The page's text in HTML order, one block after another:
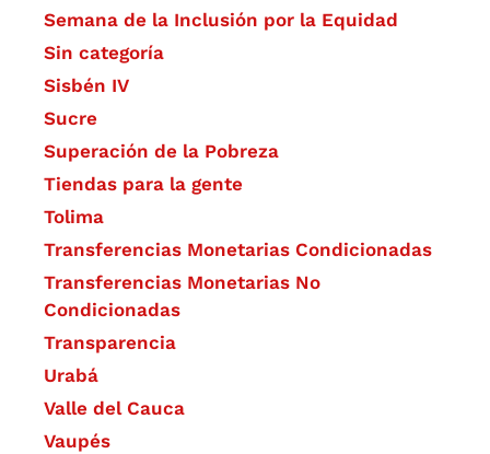
Semana de la Inclusión por la Equidad
Sin categoría
Sisbén IV
Sucre
Superación de la Pobreza
Tiendas para la gente
Tolima
Transferencias Monetarias Condicionadas
Transferencias Monetarias No
Condicionadas
Transparencia
Urabá
Valle del Cauca
Vaupés